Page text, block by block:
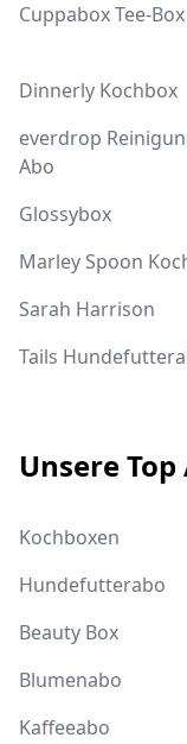
Cuppabox Tee-Box
Dinnerly Kochbox
everdrop
Abo
Glossybox
Marley Spoon
Sarah Harrison
Tails
Unsere
Kochboxen
Hundefutterabo
Beauty Box
Blumenabo
Kaffeeabo